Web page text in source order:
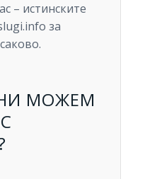
– истинските
за
МОЖЕМ